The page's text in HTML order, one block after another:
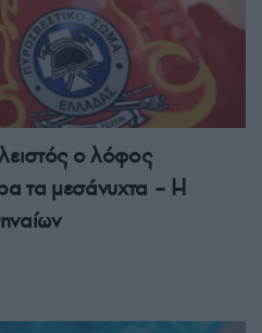
ο λόφος
τα μεσάνυχτα – Η